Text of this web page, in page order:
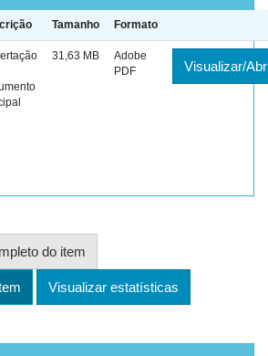
Tamanho Formato
31,63 MB
Adobe
PDF
Visualizar/
do item
Visualizar estatísticas